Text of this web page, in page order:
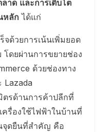
าด และการเติบโต
หลัก ได้แก่
ด้วยการเน้นเพิ่มยอด
ดยผ่านการขยายช่อง
ด้วยช่องทาง
Lazada
รด้านการค้าปลีกที่
ครื่องใช้ไฟฟ้าในบ้านที่
จุดยืนที่สำคัญ คือ